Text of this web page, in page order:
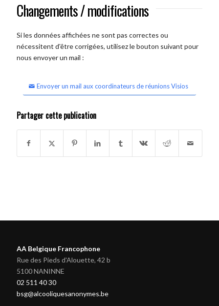
Changements / modifications
Si les données affichées ne sont pas correctes ou
nécessitent d'être corrigées, utilisez le bouton suivant pour
nous envoyer un mail :
Envoyer un mail aux coordinateurs de réunions Visios
Partager cette publication
AA Belgique Francophone
Rue des Pieds d'Alouette, 42 b
5100 NANINNE
02 511 40 30
bsg@alcooliquesanonymes.be